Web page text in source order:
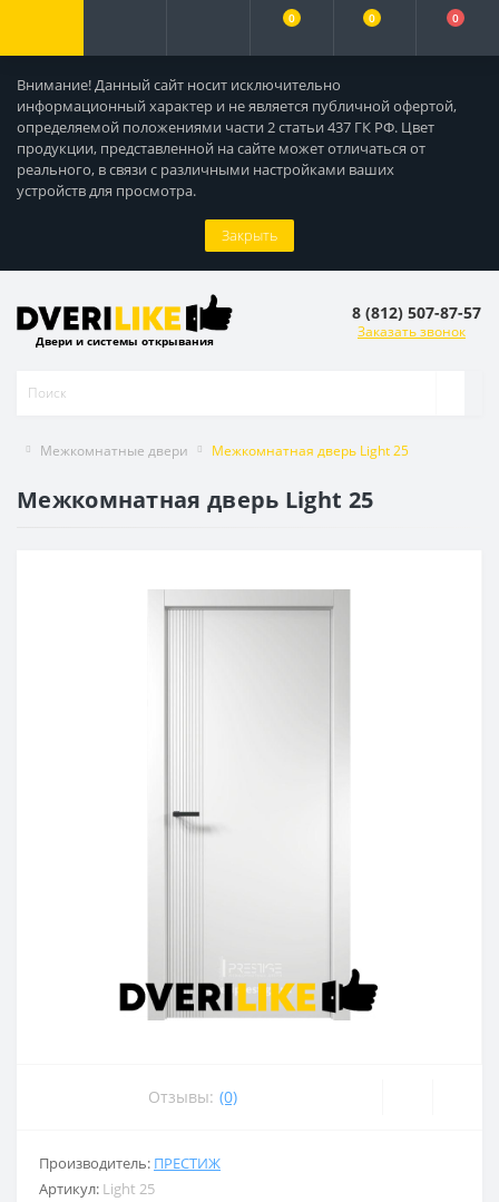
Внимание! Данный сайт носит исключительно
информационный характер и не является публичной офертой,
определяемой положениями части 2 статьи 437 ГК РФ. Цвет
продукции, представленной на сайте может отличаться от
реального, в связи с различными настройками ваших
устройств для просмотра.
Закрыть
0 0 0
Двери и системы открывания
8 (812) 507-87-57
Заказать звонок
Межкомнатные двери Межкомнатная дверь Light 25
Межкомнатная дверь Light 25
Отзывы: (0)
Производитель: ПРЕСТИЖ
Артикул: Light 25